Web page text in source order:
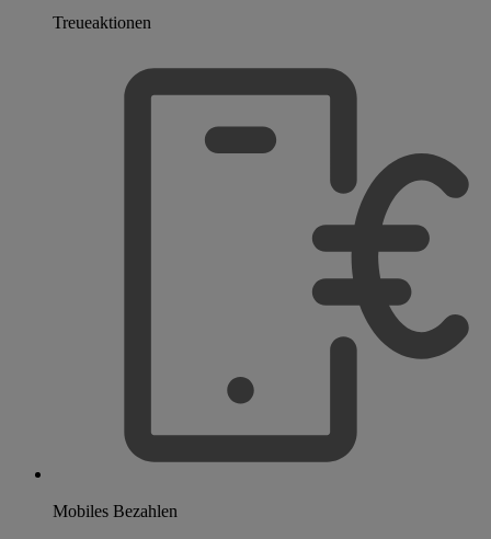
Treueaktionen
Mobiles Bezahlen